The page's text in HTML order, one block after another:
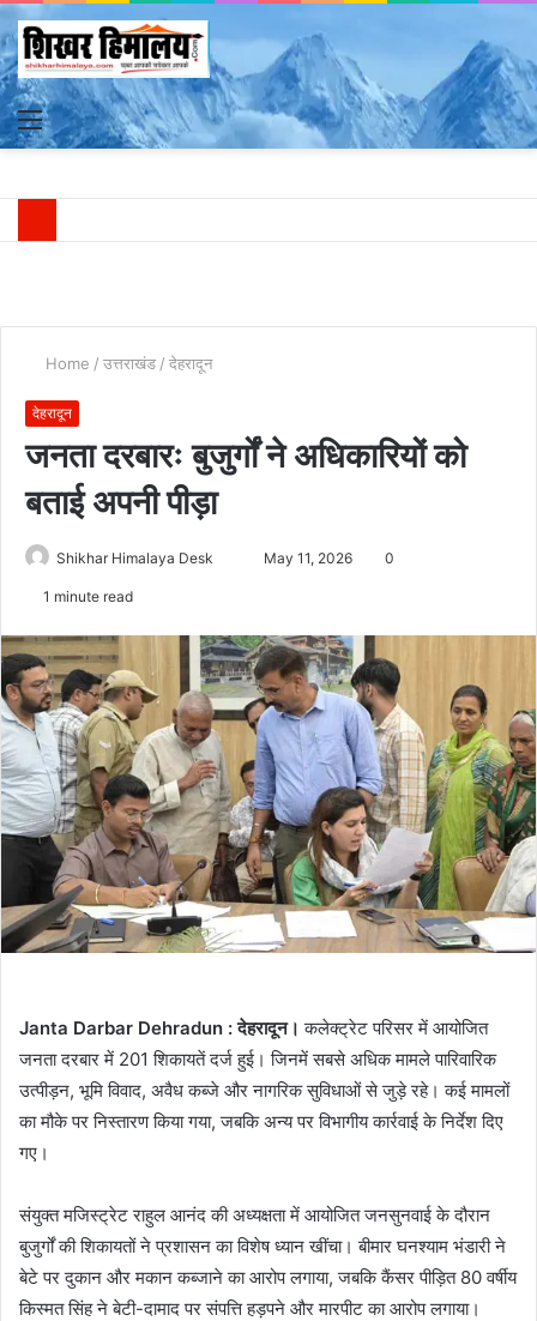
Menu
Home / उत्तराखंड / देहरादून
देहरादून
जनता दरबारः बुजुर्गों ने अधिकारियों को
बताई अपनी पीड़ा
Shikhar Himalaya Desk May 11, 2026 0
1 minute read
Janta Darbar Dehradun : देहरादून। कलेक्ट्रेट परिसर में आयोजित
जनता दरबार में 201 शिकायतें दर्ज हुई। जिनमें सबसे अधिक मामले पारिवारिक
उत्पीड़न, भूमि विवाद, अवैध कब्जे और नागरिक सुविधाओं से जुड़े रहे। कई मामलों
का मौके पर निस्तारण किया गया, जबकि अन्य पर विभागीय कार्रवाई के निर्देश दिए
गए।
संयुक्त मजिस्ट्रेट राहुल आनंद की अध्यक्षता में आयोजित जनसुनवाई के दौरान
बुजुर्गों की शिकायतों ने प्रशासन का विशेष ध्यान खींचा। बीमार घनश्याम भंडारी ने
बेटे पर दुकान और मकान कब्जाने का आरोप लगाया, जबकि कैंसर पीड़ित 80 वर्षीय
किस्मत सिंह ने बेटी-दामाद पर संपत्ति हड़पने और मारपीट का आरोप लगाया।